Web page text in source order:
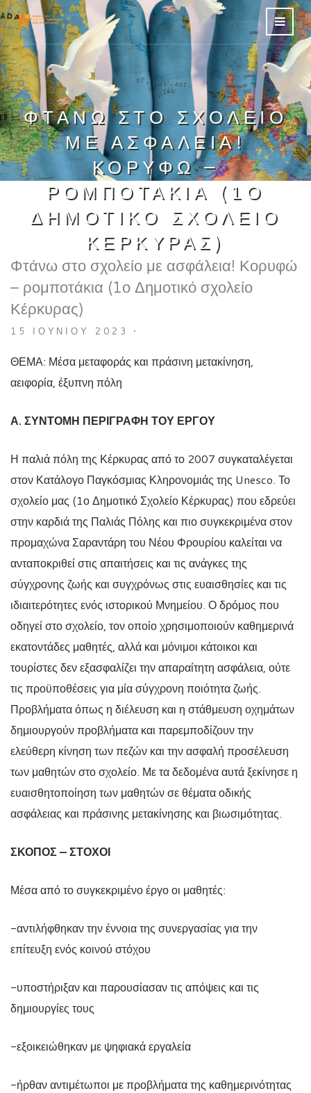
ΦΤΆΝΩ ΣΤΟ ΣΧΟΛΕΊΟ
ΜΕ ΑΣΦΆΛΕΙΑ!
ΚΟΡΥΦΏ –
ΡΟΜΠΟΤΆΚΙΑ (1Ο
ΔΗΜΟΤΙΚΌ ΣΧΟΛΕΊΟ
ΚΈΡΚΥΡΑΣ)
Φτάνω στο σχολείο με ασφάλεια! Κορυφώ
– ρομποτάκια (1ο Δημοτικό σχολείο
Κέρκυρας)
15 ΙΟΥΝΊΟΥ 2023 •
ΘΕΜΑ: Μέσα μεταφοράς και πράσινη μετακίνηση,
αειφορία, έξυπνη πόλη
Α. ΣΥΝΤΟΜΗ ΠΕΡΙΓΡΑΦΗ ΤΟΥ ΕΡΓΟΥ
Η παλιά πόλη της Κέρκυρας από το 2007 συγκαταλέγεται
στον Κατάλογο Παγκόσμιας Κληρονομιάς της Unesco. Το
σχολείο μας (1ο Δημοτικό Σχολείο Κέρκυρας) που εδρεύει
στην καρδιά της Παλιάς Πόλης και πιο συγκεκριμένα στον
προμαχώνα Σαραντάρη του Νέου Φρουρίου καλείται να
ανταποκριθεί στις απαιτήσεις και τις ανάγκες της
σύγχρονης ζωής και συγχρόνως στις ευαισθησίες και τις
ιδιαιτερότητες ενός ιστορικού Μνημείου. Ο δρόμος που
οδηγεί στο σχολείο, τον οποίο χρησιμοποιούν καθημερινά
εκατοντάδες μαθητές, αλλά και μόνιμοι κάτοικοι και
τουρίστες δεν εξασφαλίζει την απαραίτητη ασφάλεια, ούτε
τις προϋποθέσεις για μία σύγχρονη ποιότητα ζωής.
Προβλήματα όπως η διέλευση και η στάθμευση οχημάτων
δημιουργούν προβλήματα και παρεμποδίζουν την
ελεύθερη κίνηση των πεζών και την ασφαλή προσέλευση
των μαθητών στο σχολείο. Με τα δεδομένα αυτά ξεκίνησε η
ευαισθητοποίηση των μαθητών σε θέματα οδικής
ασφάλειας και πράσινης μετακίνησης και βιωσιμότητας.
ΣΚΟΠΟΣ – ΣΤΟΧΟΙ
Μέσα από το συγκεκριμένο έργο οι μαθητές:
-αντιλήφθηκαν την έννοια της συνεργασίας για την
επίτευξη ενός κοινού στόχου
-υποστήριξαν και παρουσίασαν τις απόψεις και τις
δημιουργίες τους
-εξοικειώθηκαν με ψηφιακά εργαλεία
-ήρθαν αντιμέτωποι με προβλήματα της καθημερινότητας